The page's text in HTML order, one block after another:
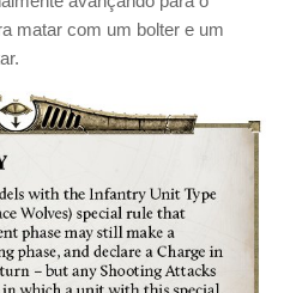
matar com um bolter e um